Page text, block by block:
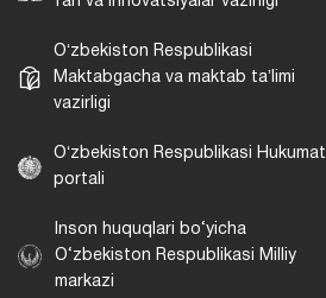
Oʻzbekiston Respublikasi
Maktabgacha va maktab taʼlimi
vazirligi
Oʻzbekiston Respublikasi Hukumat
portali
Inson huquqlari bo‘yicha
O‘zbekiston Respublikasi Milliy
markazi